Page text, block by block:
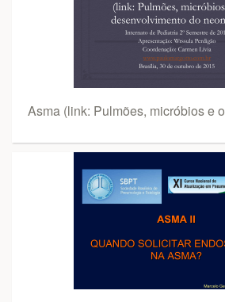
Asma (link: Pulmões, micróbios e o